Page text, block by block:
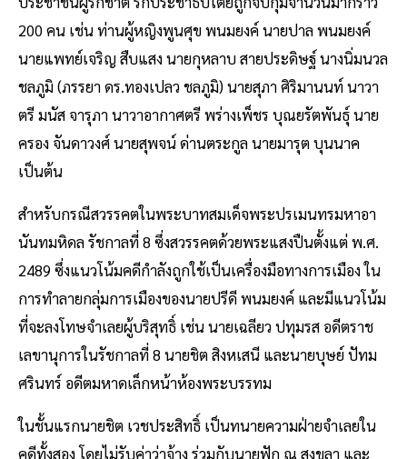
200 คน เช่น ท่านผู้หญิงพูนศุข พนมยงค์ นายปาล พนมยงค์
นายแพทย์เจริญ สืบแสง นายกุหลาบ สายประดิษฐ์ นางนิ่มนวล
ชลภูมิ (ภรรยา ดร.ทองเปลว ชลภูมิ) นายสุภา ศิริมานนท์ นาวา
ตรี มนัส จารุภา นาวาอากาศตรี พร่างเพ็ชร บุณยรัตพันธุ์ นาย
ครอง จันดาวงศ์ นายสุพจน์ ด่านตระกูล นายมารุต บุนนาค
เป็นต้น
สำหรับกรณีสวรรคตในพระบาทสมเด็จพระปรเมนทรมหาอา
นันทมหิดล รัชกาลที่ 8 ซึ่งสวรรคตด้วยพระแสงปืนตั้งแต่ พ.ศ.
2489 ซึ่งแนวโน้มคดีกำลังถูกใช้เป็นเครื่องมือทางการเมือง ใน
การทำลายกลุ่มการเมืองของนายปรีดี พนมยงค์ และมีแนวโน้ม
ที่จะลงโทษจำเลยผู้บริสุทธิ์ เช่น นายเฉลียว ปทุมรส อดีตราช
เลขานุการในรัชกาลที่ 8 นายชิต สิงหเสนี และนายบุษย์ ปัทม
ศรินทร์ อดีตมหาดเล็กหน้าห้องพระบรรทม
ในชั้นแรกนายชิต เวชประสิทธิ์ เป็นทนายความฝ่ายจำเลยใน
คดีทั้งสอง โดยไม่รับค่าว่าจ้าง ร่วมกับนายฟัก ณ สงขลา และ